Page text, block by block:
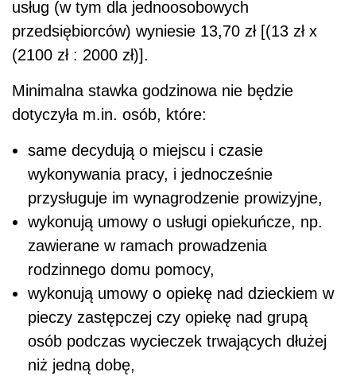
wykonują umowy o usługi opiekuńcze, np.
zawierane w ramach prowadzenia
rodzinnego domu pomocy,
pieczy zastępczej czy opiekę nad grupą
osób podczas wycieczek trwających dłużej
niż jedną dobę,
wykonują umowy w zakresie opieki domowej
nad osobą niepełnosprawną, przewlekle
chorą lub w podeszłym wieku, gdy w
związku z ich wykonywaniem osoba
świadcząca usługi zamieszkuje wspólnie z
podopiecznym w jego mieszkaniu lub domu,
a ze względu na charakter sprawowanej
opieki usługi są świadczone jednej osobie lub
wspólnie zamieszkującej rodzinie